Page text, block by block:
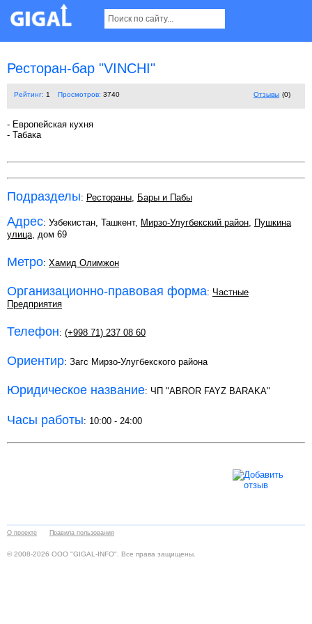
Ресторан-бар "VINCHI"
Рейтинг: 1 Просмотров: 3740 Отзывы (0)
- Европейская кухня
- Табака
Подразделы: Рестораны, Бары и Пабы
Адрес: Узбекистан, Ташкент, Мирзо-Улугбекский район, Пушкина
улица, дом 69
Метро: Хамид Олимжон
Организационно-правовая форма: Частные
Предприятия
Телефон: (+998 71) 237 08 60
Ориентир: Загс Мирзо-Улугбекского района
Юридическое название: ЧП "ABROR FAYZ BARAKA"
Часы работы: 10:00 - 24:00
О проекте Правила пользования
© 2008-2026 ООО "GIGAL-INFO". Все права защищены.